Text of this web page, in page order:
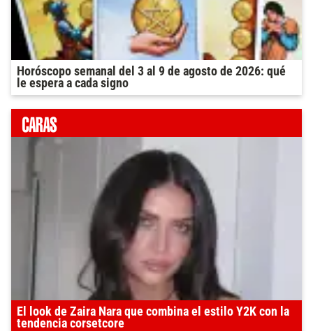
Horóscopo semanal del 3 al 9 de agosto de 2026: qué
le espera a cada signo
El look de Zaira Nara que combina el estilo Y2K con la
tendencia corsetcore